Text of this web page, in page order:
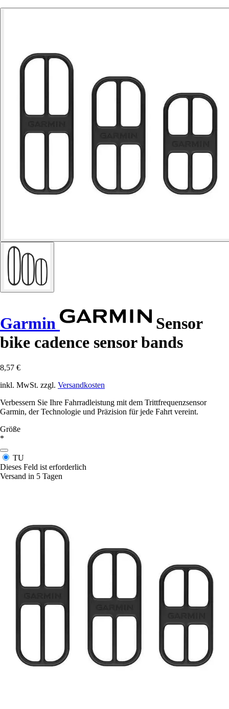
Garmin
Sensor
bike cadence sensor bands
8,57 €
inkl. MwSt. zzgl. Versandkosten
Verbessern Sie Ihre Fahrradleistung mit dem Trittfrequenzsensor
Garmin, der Technologie und Präzision für jede Fahrt vereint.
Größe
*
TU
Dieses Feld ist erforderlich
Versand in 5 Tagen